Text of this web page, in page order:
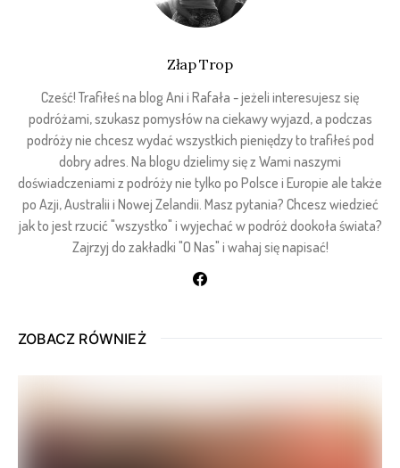
Złap Trop
Cześć! Trafiłeś na blog Ani i Rafała - jeżeli interesujesz się
podróżami, szukasz pomysłów na ciekawy wyjazd, a podczas
podróży nie chcesz wydać wszystkich pieniędzy to trafiłeś pod
dobry adres. Na blogu dzielimy się z Wami naszymi
doświadczeniami z podróży nie tylko po Polsce i Europie ale także
po Azji, Australii i Nowej Zelandii. Masz pytania? Chcesz wiedzieć
jak to jest rzucić "wszystko" i wyjechać w podróż dookoła świata?
Zajrzyj do zakładki "O Nas" i wahaj się napisać!
ZOBACZ RÓWNIEŻ